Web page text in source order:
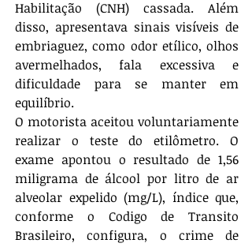
Habilitação (CNH) cassada. Além
disso, apresentava sinais visíveis de
embriaguez, como odor etílico, olhos
avermelhados, fala excessiva e
dificuldade para se manter em
equilíbrio.
O motorista aceitou voluntariamente
realizar o teste do etilômetro. O
exame apontou o resultado de 1,56
miligrama de álcool por litro de ar
alveolar expelido (mg/L), índice que,
conforme o Codigo de Transito
Brasileiro, configura, o crime de